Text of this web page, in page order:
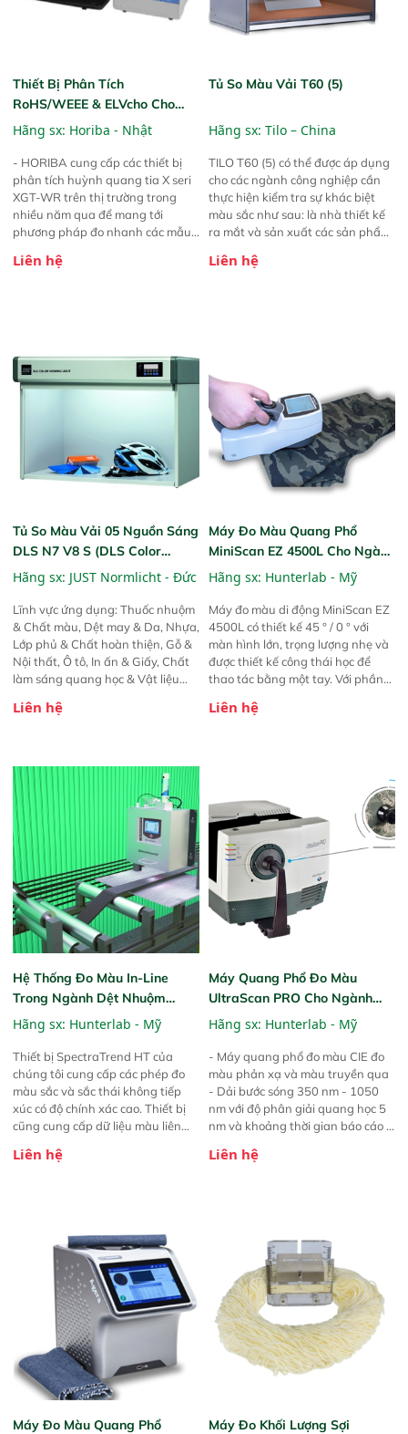
Thiết Bị Phân Tích
RoHS/WEEE & ELVcho Cho
Ngành Dệt May Horiba
MESA-50
Hãng sx: Horiba - Nhật
- HORIBA cung cấp các thiết bị
phân tích huỳnh quang tia X seri
XGT-WR trên thị trường trong
nhiều năm qua để mang tới
phương pháp đo nhanh các mẫu
như Pb, Cd, Hg, Cr, Br, Sb, As cho
chỉ góp phần vào việc kiểm tra
RoHS và ELV theo tiêu chuẩn
châu Âu mà còn tuân theo các
Liên hệ
Tủ So Màu Vải T60 (5)
Hãng sx: Tilo – China
TILO T60 (5) có thể được áp dụng
cho các ngành công nghiệp cần
thực hiện kiểm tra sự khác biệt
màu sắc như sau: là nhà thiết kế
ra mắt và sản xuất các sản phẩm
thuật đồ họa, Chụp ảnh, Dệt,
Liên hệ
Tủ So Màu Vải 05 Nguồn Sáng
DLS N7 V8 S (DLS Color
Viewing Light)
Hãng sx: JUST Normlicht - Đức
Lĩnh vực ứng dụng: Thuốc nhuộm
& Chất màu, Dệt may & Da, Nhựa,
Lớp phủ & Chất hoàn thiện, Gỗ &
Nội thất, Ô tô, In ấn & Giấy, Chất
làm sáng quang học & Vật liệu
lĩnh vực khác...
Liên hệ
Máy Đo Màu Quang Phổ
MiniScan EZ 4500L Cho Ngành
Dệt May
Hãng sx: Hunterlab - Mỹ
Máy đo màu di động MiniScan EZ
4500L có thiết kế 45 ° / 0 ° với
màn hình lớn, trọng lượng nhẹ và
được thiết kế công thái học để
thao tác bằng một tay. Với phần
các thang màu và chỉ số phản xạ
mình.Hình học 45 ° / 0 ° với chế độ
xem khu vực rộng lớn Trọng lượng
nhẹ với tay cầm bọc cao su tạo sự
thoải mái cho người vận hành
Thao tác dễ dàng bằng một tay,
điều hướng bằng đầu ngón tay
cái của các chức năng Màn hình
LCD lớn, dễ đọc Hiển thị dữ liệu
màu, dữ liệu chênh lệch màu, biểu
lệch dữ liệu quang phổ, biểu đồ
quang phổ, biểu đồ chênh lệch
quang phổ Bao gồm tất cả các
thang màu và chỉ số thường được
và 800 phép đo mẫu.
Liên hệ
Hệ Thống Đo Màu In-Line
Trong Ngành Dệt Nhuộm
SpectraTrend HT
Hãng sx: Hunterlab - Mỹ
Thiết bị SpectraTrend HT của
chúng tôi cung cấp các phép đo
màu sắc và sắc thái không tiếp
xúc có độ chính xác cao. Thiết bị
cũng cung cấp dữ liệu màu liên
chọn lý tưởng để sử dụng trong
gian thực này giúp giảm thiểu
lãng phí và các chi phí liên quan.
Thiết bị cũng giúp bạn giảm khả
năng giao các sản phẩm được làm
từ lô thuốc nhuộm lỗi cho khách
Liên hệ
Máy Quang Phổ Đo Màu
UltraScan PRO Cho Ngành
Dệt May
Hãng sx: Hunterlab - Mỹ
- Máy quang phổ đo màu CIE đo
màu phản xạ và màu truyền qua
- Dải bước sóng 350 nm - 1050
nm với độ phân giải quang học 5
nm và khoảng thời gian báo cáo -
động - Khoang truyền dẫn lớn mở
Liên hệ
Máy Đo Màu Quang Phổ
Máy Đo Khối Lượng Sợi